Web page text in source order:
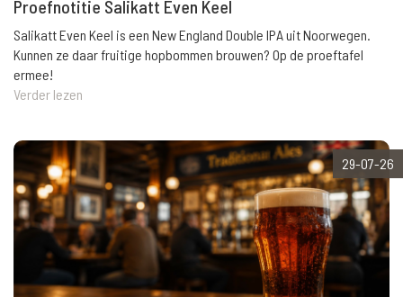
Proefnotitie Salikatt Even Keel
Salikatt Even Keel is een New England Double IPA uit Noorwegen.
Kunnen ze daar fruitige hopbommen brouwen? Op de proeftafel
ermee!
Verder lezen
29-07-26